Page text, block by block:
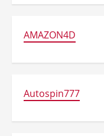
AMAZON4D
Autospin777